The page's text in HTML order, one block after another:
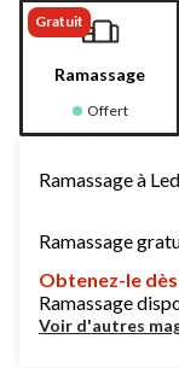
Gratuit
Ramassage
Offert
Ramassage à
Ramassage
Obtenez-le
Ramassage
Voir d'autres